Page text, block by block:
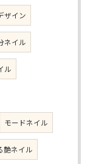
ザイン
ネイル
ル
モードネイル
艶ネイル